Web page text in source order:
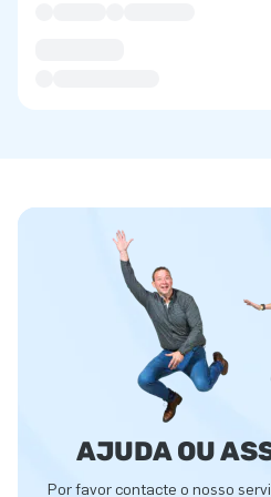
AJUDA OU
Por favor contacte o nosso